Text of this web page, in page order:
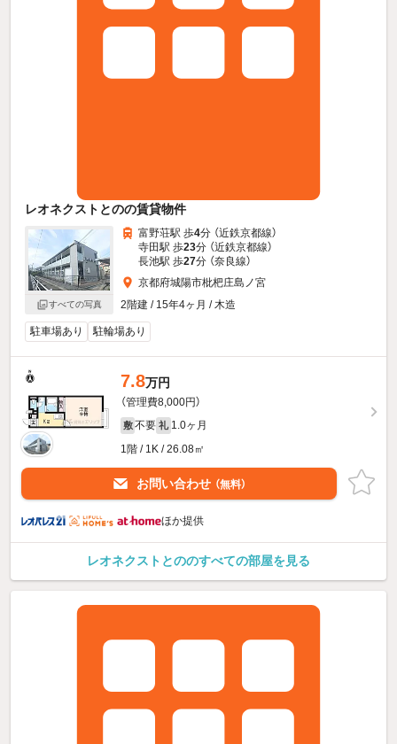
レオネクストとのの賃貸物件
すべての写真
富野荘駅 歩4分 （近鉄京都線）
寺田駅 歩23分 （近鉄京都線）
長池駅 歩27分 （奈良線）
京都府城陽市枇杷庄島ノ宮
2階建 / 15年4ヶ月 / 木造
駐車場あり 駐輪場あり
7.8万円
（管理費8,000円）
敷 不要 礼 1.0ヶ月
1階 / 1K / 26.08㎡
お問い合わせ （無料）
ほか提供
レオネクストとののすべての部屋を見る